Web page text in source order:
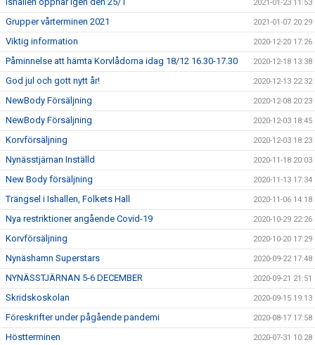
2021-01-23 11:53
Grupper vårterminen 2021 2021-01-07 20:29
Viktig information 2020-12-20 17:26
Påminnelse att hämta Korvlådorna idag 18/12 16.30-17.30 2020-12-18 13:38
God jul och gott nytt år! 2020-12-13 22:32
NewBody Försäljning 2020-12-08 20:23
NewBody Försäljning 2020-12-03 18:45
Korvförsäljning 2020-12-03 18:23
Nynässtjärnan Inställd 2020-11-18 20:03
New Body försäljning 2020-11-13 17:34
Trängsel i Ishallen, Folkets Hall 2020-11-06 14:18
Nya restriktioner angående Covid-19 2020-10-29 22:26
Korvförsäljning 2020-10-20 17:29
Nynäshamn Superstars 2020-09-22 17:48
NYNÄSSTJÄRNAN 5-6 DECEMBER 2020-09-21 21:51
Skridskoskolan 2020-09-15 19:13
Föreskrifter under pågående pandemi 2020-08-17 17:58
Höstterminen 2020-07-31 10:28